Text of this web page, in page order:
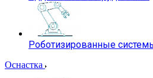
Роботизированные
Оснастка